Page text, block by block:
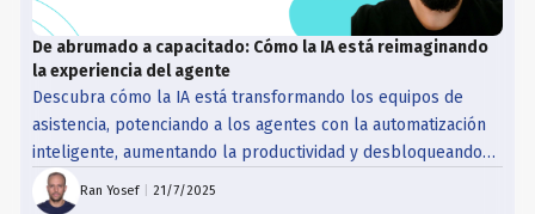
De abrumado a capacitado: Cómo la IA está reimaginando
la experiencia del agente
Descubra cómo la IA está transformando los equipos de
asistencia, potenciando a los agentes con la automatización
inteligente, aumentando la productividad y desbloqueando
nuevas fuentes de ingresos sin sustituir el toque humano.
Ran Yosef |21/7/2025